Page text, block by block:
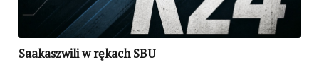
Saakaszwili w rękach SBU